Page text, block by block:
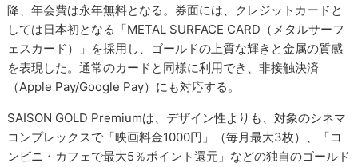
降、年会費は永年無料となる。券面には、クレジットカードと
しては日本初となる「METAL SURFACE CARD（メタルサーフ
ェスカード）」を採用し、ゴールドの上質な輝きと金属の質感
を表現した。通常のカードと同様に利用でき、非接触決済
（Apple Pay/Google Pay）にも対応する。
SAISON GOLD Premiumは、デザイン性よりも、対象のシネマ
コンプレックスで「映画料金1000円」（毎月最大3枚）、「コ
ンビニ・カフェで最大5％ポイント還元」などの独自のゴールド